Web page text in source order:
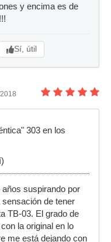
y encima es de
Sí, útil
303 en los
suspirando por
de tener
TB-03. El grado de
la original en lo
me está dejando con